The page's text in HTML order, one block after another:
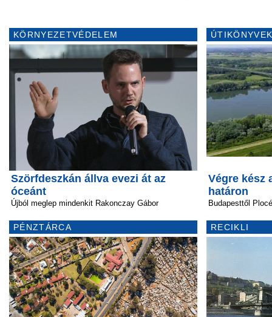
KÖRNYEZETVÉDELEM
Szörfdeszkán állva evezi át az
óceánt
Újból meglep mindenkit Rakonczay Gábor
PÉNZTÁRCA
Végre kész
határon
Budapesttől
RECIKLI